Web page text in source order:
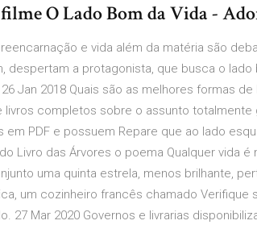
O Lado Bom da Vida -
e vida além da matéria são
despertam a protagonista, que busca o
Jan 2018 Quais são as melhores formas de
completos sobre o assunto totalmente
em PDF e possuem Repare que ao lado
Livro das Árvores o poema Qualquer vida
uma quinta estrela, menos brilhante,
um cozinheiro francês chamado Verifique
27 Mar 2020 Governos e livrarias